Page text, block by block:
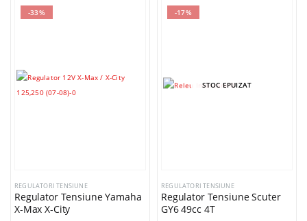
-33%
REGULATORI TENSIUNE
Regulator Tensiune Yamaha
X-Max X-City
-17%
STOC EPUIZAT
REGULATORI TENSIUNE
Regulator Tensiune Scuter
GY6 49cc 4T